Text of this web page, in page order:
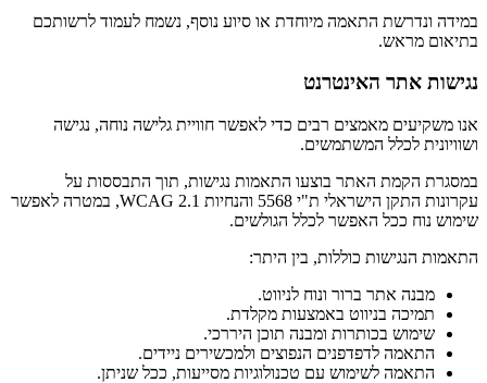
במידה ונדרשת התאמה מיוחדת או סיוע נוסף, נשמח לעמוד לרשותכם
בתיאום מראש.
נגישות אתר האינטרנט
אנו משקיעים מאמצים רבים כדי לאפשר חוויית גלישה נוחה, נגישה
ושוויונית לכלל המשתמשים.
במסגרת הקמת האתר בוצעו התאמות נגישות, תוך התבססות על
עקרונות התקן הישראלי ת"י 5568 והנחיות WCAG 2.1, במטרה לאפשר
שימוש נוח ככל האפשר לכלל הגולשים.
התאמות הנגישות כוללות, בין היתר:
מבנה אתר ברור ונוח לניווט.
תמיכה בניווט באמצעות מקלדת.
שימוש בכותרות ומבנה תוכן היררכי.
התאמה לדפדפנים הנפוצים ולמכשירים ניידים.
התאמה לשימוש עם טכנולוגיות מסייעות, ככל שניתן.